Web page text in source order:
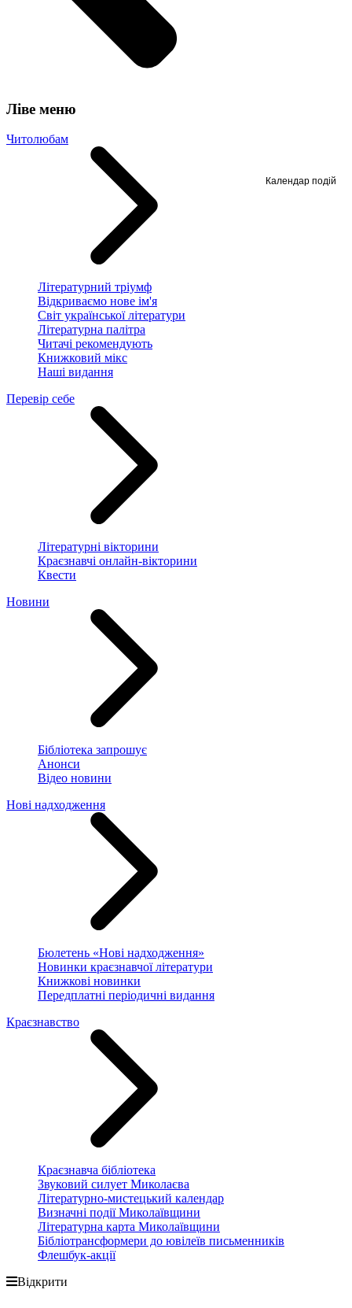
Ліве меню
Читолюбам
Літературний тріумф
Відкриваємо нове ім'я
Світ української літератури
Літературна палітра
Читачі рекомендують
Книжковий мікс
Наші видання
Перевір себе
Літературні вікторини
Краєзнавчі онлайн-вікторини
Квести
Новини
Бібліотека запрошує
Анонси
Відео новини
Нові надходження
Бюлетень «Нові надходження»
Новинки краєзнавчої літератури
Книжкові новинки
Передплатні періодичні видання
Краєзнавство
Краєзнавча бібліотека
Звуковий силует Миколаєва
Літературно-мистецький календар
Визначні події Миколаївщини
Літературна карта Миколаївщини
Бібліотрансформери до ювілеїв письменників
Флешбук-акції
Відкрити
Календар подій